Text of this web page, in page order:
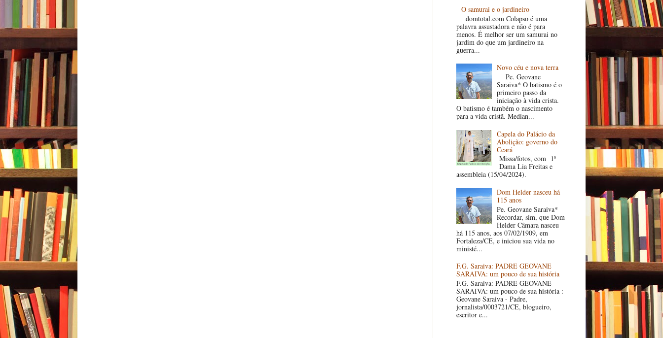
O samurai e o jardineiro
domtotal.com Colapso é uma
palavra assustadora e não é para
menos. É melhor ser um samurai no
jardim do que um jardineiro na
guerra...
Novo céu e nova terra
Pe. Geovane
Saraiva* O batismo é o
primeiro passo da
iniciação à vida crista.
O batismo é também o nascimento
para a vida cristã. Median...
Capela do Palácio da
Abolição: governo do
Ceará
Missa/fotos, com 1ª
Dama Lia Freitas e
assembleia (15/04/2024).
Dom Helder nasceu há
115 anos
Pe. Geovane Saraiva*
Recordar, sim, que Dom
Helder Câmara nasceu
há 115 anos, aos 07/02/1909, em
Fortaleza/CE, e iniciou sua vida no
ministé...
F.G. Saraiva: PADRE GEOVANE
SARAIVA: um pouco de sua história
F.G. Saraiva: PADRE GEOVANE
SARAIVA: um pouco de sua história :
Geovane Saraiva - Padre,
jornalista/0003721/CE, blogueiro,
escritor e...